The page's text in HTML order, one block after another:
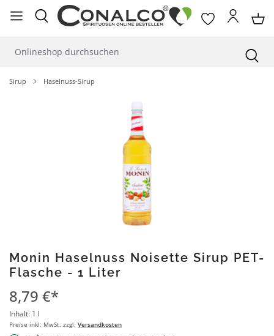
springen
Sirup Haselnuss-Sirup
Monin Haselnuss Noisette Sirup PET-
Flasche - 1 Liter
8,79 €*
Inhalt: 1 l
Preise inkl. MwSt. zzgl. Versandkosten